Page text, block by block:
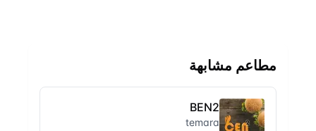
مطاعم مشابهة
BEN2
temara